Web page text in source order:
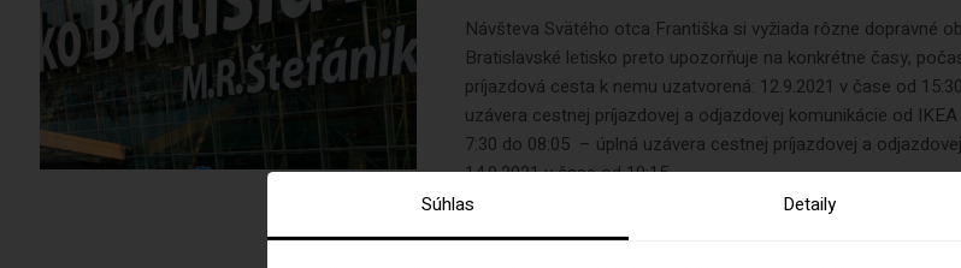
Návšteva Svätého otca Františka si vyžiada rôzne dopravné
Bratislavské letisko preto upozorňuje na konkrétne časy,
príjazdová cesta k nemu uzatvorená: 12.9.2021 v čase od
uzávera cestnej príjazdovej a odjazdovej komunikácie od
7:30 do 08:05 – úplná uzávera cestnej príjazdovej a
14.9.2021 v čase od 19:15...
Súhlas Detaily